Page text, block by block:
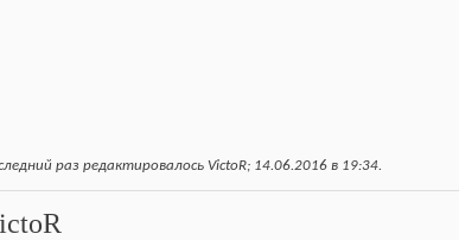
раз редактировалось VictoR; 14.06.2016 в 19:34.